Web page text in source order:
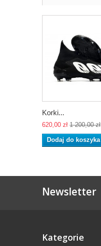
Korki...
620,00 zł 1 200,00 zł
Dodaj do koszyka
Newsletter
Kategorie